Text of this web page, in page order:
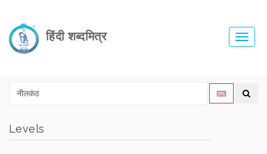
हिंदी शब्दमित्र
Levels